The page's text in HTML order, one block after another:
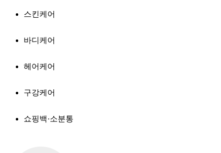
스킨케어
바디케어
헤어케어
구강케어
쇼핑백·소분통